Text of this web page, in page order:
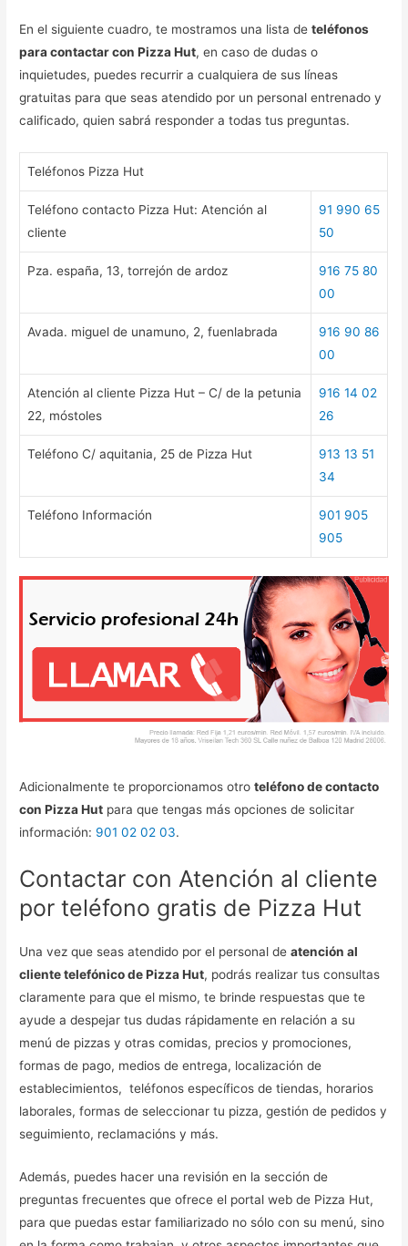
En el siguiente cuadro, te mostramos una lista deteléfonos
para contactar con Pizza Hut, en caso de dudas o
inquietudes, puedes recurrir a cualquiera de sus líneas
gratuitas para que seas atendido por un personal entrenado y
calificado, quien sabrá responder a todas tus preguntas.
Teléfonos Pizza Hut
Teléfono contacto Pizza Hut: Atención al
cliente
91 990 65
50
Pza. españa, 13, torrejón de ardoz
916 75 80
00
Avada. miguel de unamuno, 2, fuenlabrada
916 90 86
00
Atención al cliente Pizza Hut – C/ de la petunia
22, móstoles
916 14 02
26
Teléfono C/ aquitania, 25 de Pizza Hut
913 13 51
34
Teléfono Información
901 905
905
Adicionalmente te proporcionamos otroteléfono de contacto
con Pizza Hut para que tengas más opciones de solicitar
información: 901 02 02 03.
Contactar con Atención al cliente
por teléfono gratis de Pizza Hut
Una vez que seas atendido por el personal deatención al
cliente telefónico de Pizza Hut, podrás realizar tus consultas
claramente para que el mismo, te brinde respuestas que te
ayude a despejar tus dudas rápidamente en relación a su
menú de pizzas y otras comidas, precios y promociones,
formas de pago, medios de entrega, localización de
establecimientos, teléfonos específicos de tiendas, horarios
laborales, formas de seleccionar tu pizza, gestión de pedidos y
seguimiento, reclamacións y más.
Además, puedes hacer una revisión en la sección de
preguntas frecuentes que ofrece el portal web de Pizza Hut,
para que puedas estar familiarizado no sólo con su menú, sino